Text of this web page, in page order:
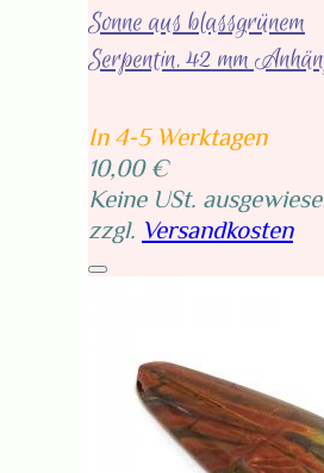
Sonne aus blassgrünem
Serpentin, 42 mm
In 4-5 Werktagen
10,00 €
Keine USt.
zzgl. Versandkosten